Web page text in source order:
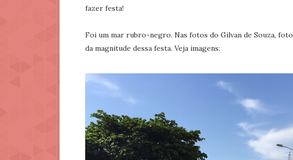
fazer festa!
Foi um mar rubro-negro. Nas fotos do Gilvan de Souza,
da magnitude dessa festa. Veja imagens: